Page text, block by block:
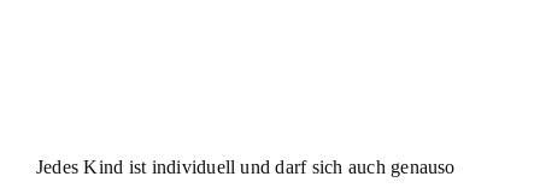
Jedes Kind ist individuell und darf sich auch genauso